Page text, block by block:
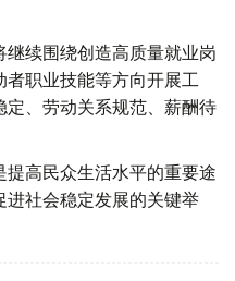
续围绕创造高质量就业岗
职业技能等方向开展工
、劳动关系规范、薪酬待
高民众生活水平的重要途
社会稳定发展的关键举